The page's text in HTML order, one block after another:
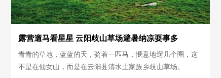
露营遛马看星星 云阳歧山草场避暑纳凉耍事多
青青的草地，蓝蓝的天，骑着一匹马，惬意地遛几个圈，这
不是在仙女山，而是在云阳县清水土家族乡歧山草场。